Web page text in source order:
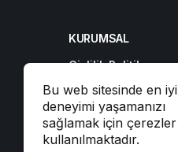
Bu web sitesinde en iyi
deneyimi yaşamanızı
sağlamak için çerezler
kullanılmaktadır.
KURUMSAL
Gizlilik Politikası
Çerez Politikası
Künye
Bize Ulaşın